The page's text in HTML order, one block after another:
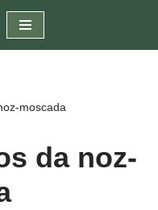
moscada
da noz-